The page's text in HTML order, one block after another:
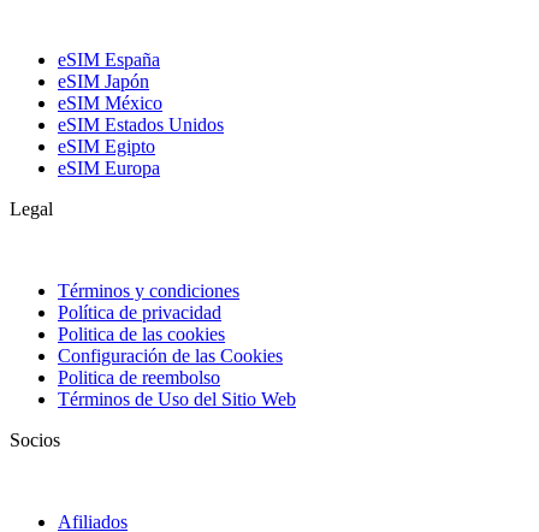
eSIM España
eSIM Japón
eSIM México
eSIM Estados Unidos
eSIM Egipto
eSIM Europa
Legal
Términos y condiciones
Política de privacidad
Politica de las cookies
Configuración de las Cookies
Politica de reembolso
Términos de Uso del Sitio Web
Socios
Afiliados